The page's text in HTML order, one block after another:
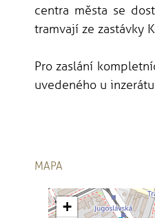
centra města se
tramvají ze zastávky
Pro zaslání
uvedeného u
MAPA
+